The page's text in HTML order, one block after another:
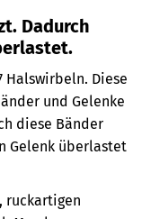
Dadurch
Halswirbeln. Diese
und Gelenke
diese Bänder
Gelenk überlastet
ruckartigen